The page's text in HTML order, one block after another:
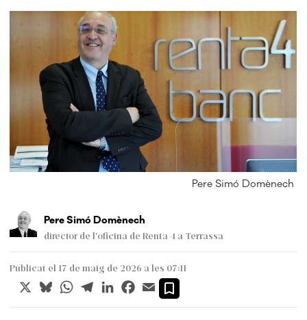
Pere Simó Domènech
Pere Simó Domènech
director de l'oficina de Renta 4 a Terrassa
Publicat el 17 de maig de 2026 a les 07:11
X BlueskyWhatsApp
TelegramLinkedInFacebook
Email